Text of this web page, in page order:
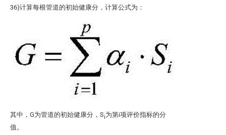
36)计算每根管道的初始健康分，计算公式为：
其中，G为管道的初始健康分，Si为第i项评价指标的分
值。